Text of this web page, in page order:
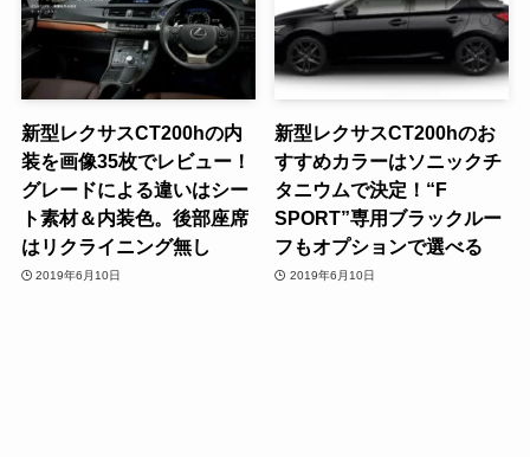
新型レクサスCT200hの内
装を画像35枚でレビュー！
グレードによる違いはシー
ト素材＆内装色。後部座席
はリクライニング無し
2019年6月10日
新型レクサスCT200hのお
すすめカラーはソニックチ
タニウムで決定！“F
SPORT”専用ブラックルー
フもオプションで選べる
2019年6月10日